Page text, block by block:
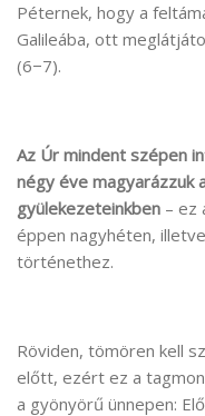
Péternek, hogy a
Galileába, ott
(6−7).
Az Úr mindent szépen
négy éve magyarázzuk
gyülekezeteinkben – ez
éppen nagyhéten,
történethez.
Röviden, tömören kell
előtt, ezért ez a
a gyönyörű ünnepen: